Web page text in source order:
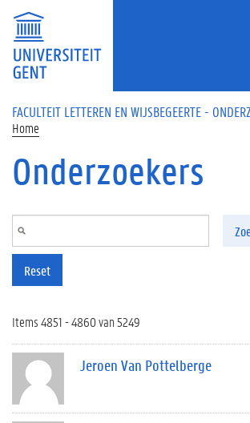
Overslaan en naar de inhoud gaan
FACULTEIT LETTEREN EN WIJSBEGEERTE -
Home
Onderzoekers
Reset
Items 4851 - 4860 van 5249
Jeroen Van Pottelberge